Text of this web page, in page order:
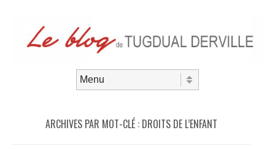
ARCHIVES PAR MOT-CLÉ : DROITS DE L’ENFANT